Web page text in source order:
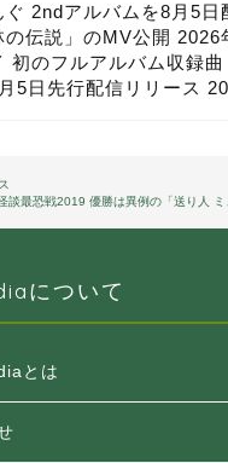
ぐ 2ndアルバムを8月5日
の伝説」のMV公開 2026
初のフルアルバム収録
5日先行配信リリース
談最恐戦2019 優勝は異例の「送り人
について
とは